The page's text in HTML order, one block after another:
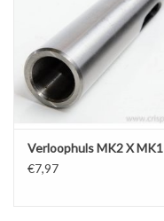
Werkplaatsinrichting |
Verloophuls MK2 X MK1
€7,97